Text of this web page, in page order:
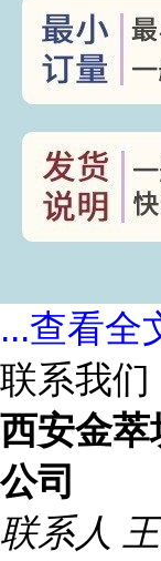
...查看全
联系我们
西安金萃
公司
联系人